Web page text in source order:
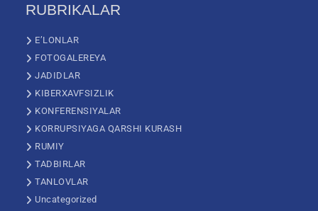
RUBRIKALAR
E’LONLAR
FOTOGALEREYA
JADIDLAR
KIBERXAVFSIZLIK
KONFERENSIYALAR
KORRUPSIYAGA QARSHI KURASH
RUMIY
TADBIRLAR
TANLOVLAR
Uncategorized